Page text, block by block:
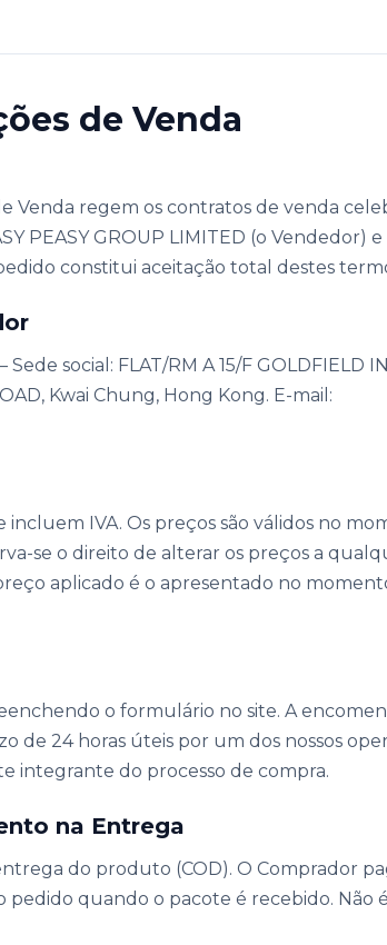
de Venda
Venda regem os contratos de venda
PEASY GROUP LIMITED (o Vendedor)
constitui aceitação total destes
social: FLAT/RM A 15/F GOLDFIELD
Kwai Chung, Hong Kong. E-mail:
incluem IVA. Os preços são válidos no
se o direito de alterar os preços a
aplicado é o apresentado no
o formulário no site. A
de 24 horas úteis por um dos nossos
integrante do processo de compra.
na Entrega
do produto (COD). O Comprador
quando o pacote é recebido. Não